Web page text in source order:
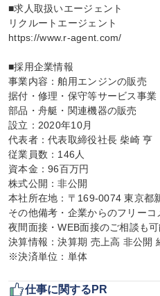
■求人取扱いエージェント
リクルートエージェント
https://www.r-agent.com/
■採用企業情報
事業内容：舶用エンジンの販売
据付・修理・保守等サービス事業
部品・舟艇・関連機器の販売
設立：2020年10月
代表者：代表取締役社長 柴崎 亨
従業員数：146人
資本金：96百万円
株式公開：非公開
本社所在地：〒169-0074 東京都
その他備考・企業からのフリーコ
夜間面接・WEB面接のご相談も可
決算情報：決算期 売上高 非公開
※決済単位：単体
仕事に関するPR